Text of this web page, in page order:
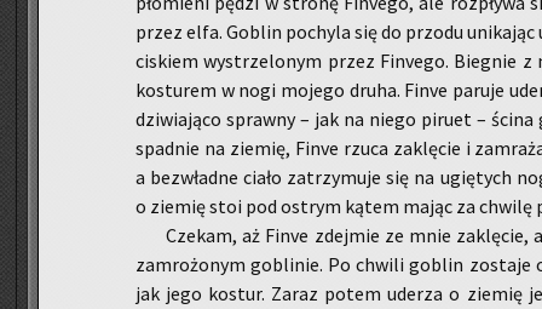
przez elfa. Go­blin po­chy­la się do przo­du
ci­skiem wy­strze­lo­nym przez Fi­nve­go. Bie­gnie z
ko­stu­rem w nogi mo­je­go druha. Finve pa­ru­je
dzi­wia­ją­co spraw­ny – jak na niego pi­ru­et – ścina
spad­nie na zie­mię, Finve rzuca za­klę­cie i
a bez­wład­ne ciało za­trzy­mu­je się na ugię­tych
o zie­mię stoi pod ostrym kątem mając za chwi­lę
Cze­kam, aż Finve zdej­mie ze mnie
za­mro­żo­nym go­bli­nie. Po chwi­li go­blin zo­sta­je
jak jego ko­stur. Zaraz potem ude­rza o zie­mię